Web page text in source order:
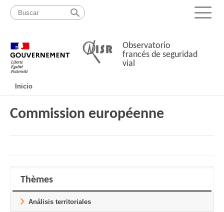
Pasar
contenido
Mapa
web
Menu
Observatorio
francés de seguridad
vial
principale
Inicio
Commission européenne
Thèmes
Análisis territoriales